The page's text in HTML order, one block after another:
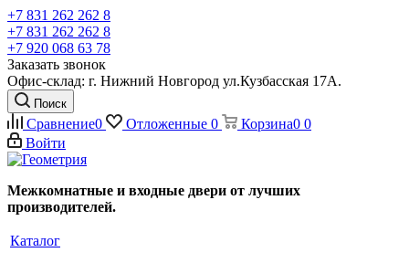
+7 831 262 262 8
+7 831 262 262 8
+7 920 068 63 78
Заказать звонок
Офис-склад: г. Нижний Новгород ул.Кузбасская 17А.
Поиск
Сравнение0 Отложенные 0 Корзина0 0
Войти
Межкомнатные и входные двери от лучших
производителей.
Каталог